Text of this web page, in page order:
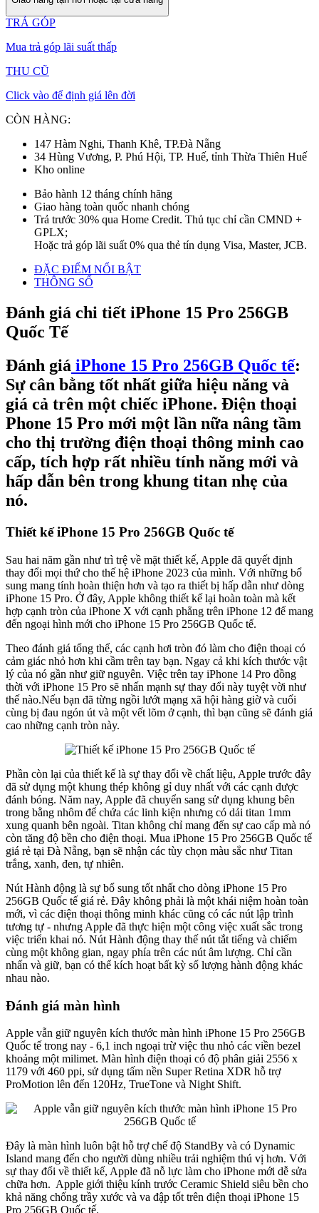
TRẢ GÓP
Mua trả góp lãi suất thấp
THU CŨ
Click vào để định giá lên đời
CÒN HÀNG:
147 Hàm Nghi, Thanh Khê, TP.Đà Nẵng
34 Hùng Vương, P. Phú Hội, TP. Huế, tỉnh Thừa Thiên Huế
Kho online
Bảo hành 12 tháng chính hãng
Giao hàng toàn quốc nhanh chóng
Trả trước 30% qua Home Credit. Thủ tục chỉ cần CMND +
GPLX;
Hoặc trả góp lãi suất 0% qua thẻ tín dụng Visa, Master, JCB.
ĐẶC ĐIỂM NỔI BẬT
THÔNG SỐ
Đánh giá chi tiết iPhone 15 Pro 256GB
Quốc Tế
Đánh giá iPhone 15 Pro 256GB Quốc tế:
Sự cân bằng tốt nhất giữa hiệu năng và
giá cả trên một chiếc iPhone. Điện thoại
Phone 15 Pro mới một lần nữa nâng tầm
cho thị trường điện thoại thông minh cao
cấp, tích hợp rất nhiều tính năng mới và
hấp dẫn bên trong khung titan nhẹ của
nó.
Thiết kế iPhone 15 Pro 256GB Quốc tế
Sau hai năm gần như trì trệ về mặt thiết kế, Apple đã quyết định
thay đổi mọi thứ cho thế hệ iPhone 2023 của mình. Với những bổ
sung mang tính hoàn thiện hơn và tạo ra thiết bị hấp dẫn như dòng
iPhone 15 Pro. Ở đây, Apple không thiết kế lại hoàn toàn mà kết
hợp cạnh tròn của iPhone X với cạnh phẳng trên iPhone 12 để mang
đến ngoại hình mới cho iPhone 15 Pro 256GB Quốc tế.
Theo đánh giá tổng thể, các cạnh hơi tròn đó làm cho điện thoại có
cảm giác nhỏ hơn khi cầm trên tay bạn. Ngay cả khi kích thước vật
lý của nó gần như giữ nguyên. Việc trên tay iPhone 14 Pro đồng
thời với iPhone 15 Pro sẽ nhấn mạnh sự thay đổi này tuyệt vời như
thế nào.Nếu bạn đã từng ngồi lướt mạng xã hội hàng giờ và cuối
cùng bị đau ngón út và một vết lõm ở cạnh, thì bạn cũng sẽ đánh giá
cao những cạnh tròn này.
Phần còn lại của thiết kế là sự thay đổi về chất liệu, Apple trước đây
đã sử dụng một khung thép không gỉ duy nhất với các cạnh được
đánh bóng. Năm nay, Apple đã chuyển sang sử dụng khung bên
trong bằng nhôm để chứa các linh kiện nhưng có dải titan 1mm
xung quanh bên ngoài. Titan không chỉ mang đến sự cao cấp mà nó
còn tăng độ bền cho điện thoại. Mua iPhone 15 Pro 256GB Quốc tế
giá rẻ tại Đà Nẵng, bạn sẽ nhận các tùy chọn màu sắc như Titan
trắng, xanh, đen, tự nhiên.
Nút Hành động là sự bổ sung tốt nhất cho dòng iPhone 15 Pro
256GB Quốc tế giá rẻ. Đây không phải là một khái niệm hoàn toàn
mới, vì các điện thoại thông minh khác cũng có các nút lập trình
tương tự - nhưng Apple đã thực hiện một công việc xuất sắc trong
việc triển khai nó. Nút Hành động thay thế nút tắt tiếng và chiếm
cùng một không gian, ngay phía trên các nút âm lượng. Chỉ cần
nhấn và giữ, bạn có thể kích hoạt bất kỳ số lượng hành động khác
nhau nào.
Đánh giá màn hình
Apple vẫn giữ nguyên kích thước màn hình iPhone 15 Pro 256GB
Quốc tế trong nay - 6,1 inch ngoại trừ việc thu nhỏ các viền bezel
khoảng một milimet. Màn hình điện thoại có độ phân giải 2556 x
1179 với 460 ppi, sử dụng tấm nền Super Retina XDR hỗ trợ
ProMotion lên đến 120Hz, TrueTone và Night Shift.
Đây là màn hình luôn bật hỗ trợ chế độ StandBy và có Dynamic
Island mang đến cho người dùng nhiều trải nghiệm thú vị hơn. Với
sự thay đổi về thiết kế, Apple đã nỗ lực làm cho iPhone mới dễ sửa
chữa hơn. Apple giới thiệu kính trước Ceramic Shield siêu bền cho
khả năng chống trầy xước và va đập tốt trên điện thoại iPhone 15
Pro 256GB Quốc tế.